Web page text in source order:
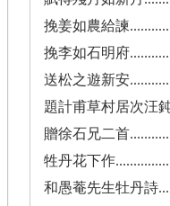
挽姜如農給諫
挽李如石明府
送松之遊新安
題計甫草村居次汪
贈徐石兄二首
牲丹花下作
和愚菴先生牡丹詩